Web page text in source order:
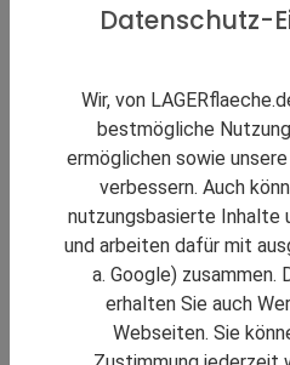
Themen Rund um Lager
Mittelfranken
Datenschutz-
Wir, von
bestmögliche
ermöglichen sowie
verbessern. Auch
nutzungsbasierte Inhalte
und arbeiten dafür mit
a. Google) zusammen.
erhalten Sie auch
Webseiten. Sie